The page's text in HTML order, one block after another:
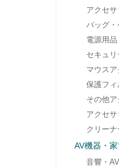
アクセ
バッグ
電源用品
セキュ
マウスア
保護フィ
その他
アクセ
クリーナ
AV機器・
音響・